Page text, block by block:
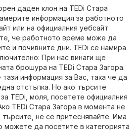
даден клон на TEDi Стара
информация за работното
или на официалния уебсайт
че работното време може да
и почивните дни. TEDi се намира
При нас винаги ще
брошура на TEDi Стара Загора.
информация за Вас, така че да
отстъпка. Но ако търсите
TEDi, моля, посетете официалния
TEDi Стара Загора в момента не
не се притеснявайте. Има
можете да посетите в категорията